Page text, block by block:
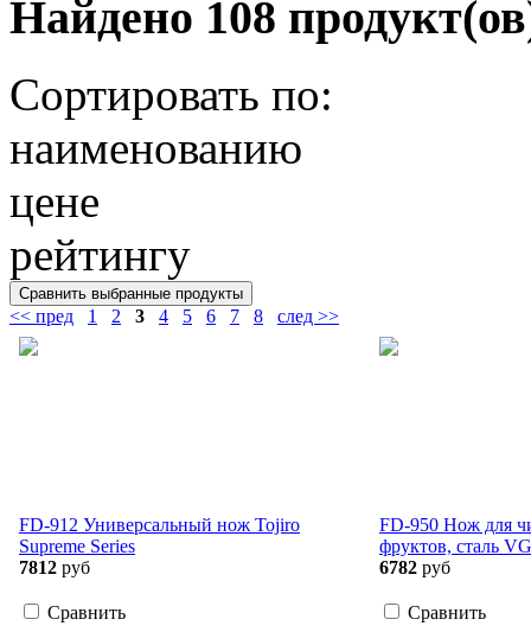
Найдено 108
Сортировать по:
наименованию
цене
рейтингу
<< пред 1 2 3 4 5 6 7 8 след >>
FD-912 Универсальный нож Tojiro
Supreme Series
7812 руб
Сравнить
FD-950 Нож для
фруктов, сталь
6782 руб
Сравнить